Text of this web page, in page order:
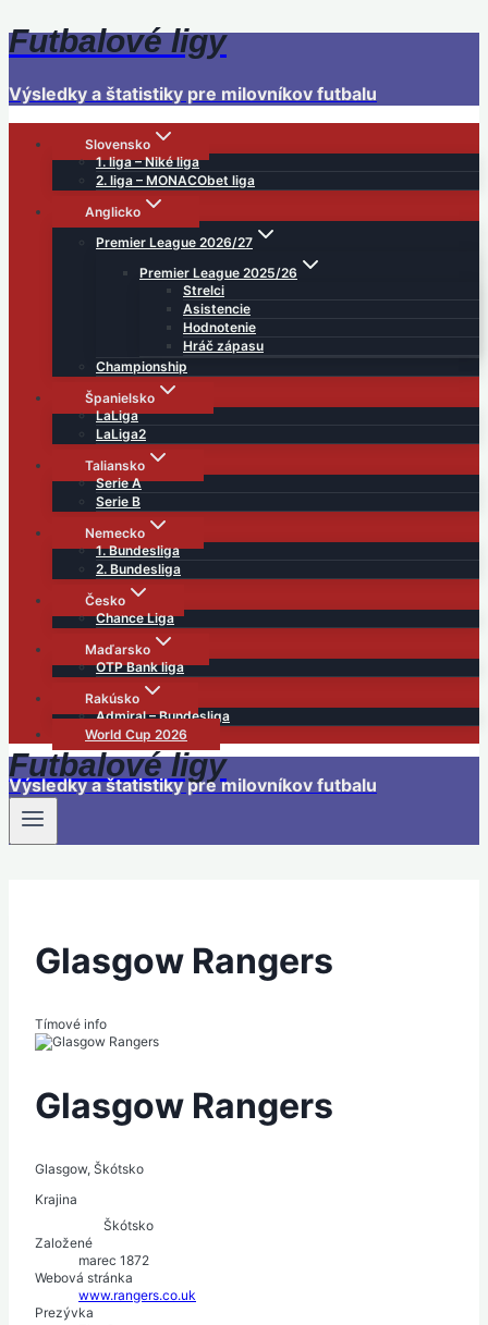
Skip
to
Futbalové ligy
Výsledky a štatistiky pre milovníkov futbalu
Slovensko
1. liga – Niké liga
2. liga – MONACObet liga
Anglicko
Premier League 2026/27
Premier League 2025/26
Strelci
Asistencie
Hodnotenie
Hráč zápasu
Championship
Španielsko
LaLiga
LaLiga2
Taliansko
Serie A
Serie B
Nemecko
1. Bundesliga
2. Bundesliga
Česko
Chance Liga
Maďarsko
OTP Bank liga
Rakúsko
Admiral – Bundesliga
World Cup 2026
Futbalové ligy
Výsledky a štatistiky pre milovníkov futbalu
Glasgow Rangers
Tímové info
Glasgow Rangers
Glasgow, Škótsko
Krajina
Škótsko
Založené
marec 1872
Webová stránka
www.rangers.co.uk
Prezývka